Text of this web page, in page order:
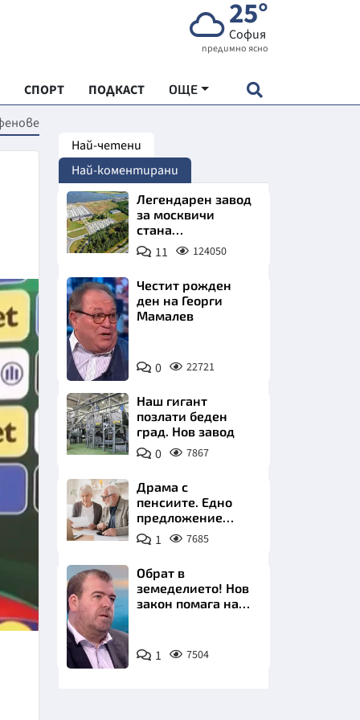
25°
София
предимно ясно
СПОРТ ПОДКАСТ ОЩЕ
"ЧУДЕСАТА НА БЪЛГАРИЯ"
ХРАНА
ИКОНОМИКА
Най-четени
Най-коментирани
Легендарен завод
за москвичи
стана
индустриално
чудо. Позлатява
11 124050
Снимка:
БНТ
Честит рожден
ден на Георги
Мамалев
0 22721
Наш гигант
позлати беден
град. Нов завод
0 7867
Драма с
пенсиите. Едно
предложение
удря над 800 000
българи
1 7685
Снимка:
бТВ
Обрат в
земеделието! Нов
закон помага на
1 7504